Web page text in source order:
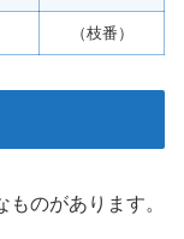
（枝番）
のがあります。